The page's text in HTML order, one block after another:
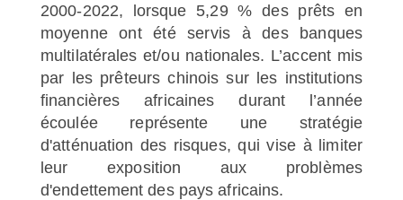
2000-2022, lorsque 5,29 % des prêts en
moyenne ont été servis à des banques
multilatérales et/ou nationales. L’accent mis
par les prêteurs chinois sur les institutions
financières africaines durant l’année
écoulée représente une stratégie
d'atténuation des risques, qui vise à limiter
leur exposition aux problèmes
d'endettement des pays africains.